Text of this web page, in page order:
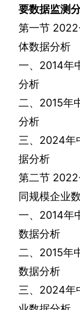
要数据监测
第一节
体数据分析
一、 2014年
分析
二、 2015年
分析
三、 2024年
据分析
第二节
同规模企业
一、 2014年
数据分析
二、 2015年
数据分析
三、 2024年